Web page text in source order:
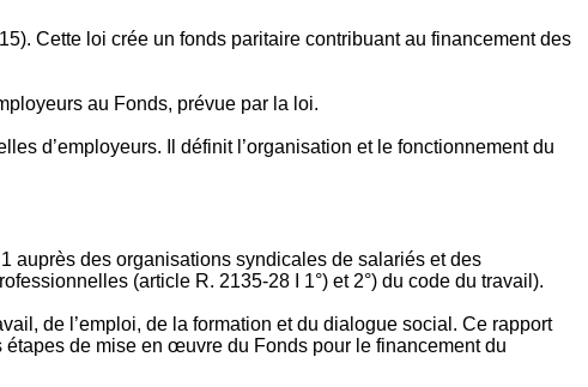
Cette loi crée un fonds paritaire contribuant au financement des
au Fonds, prévue par la loi.
d’employeurs. Il définit l’organisation et le fonctionnement du
auprès des organisations syndicales de salariés et des
(article R. 2135‐28 I 1°) et 2°) du code du travail).
de l’emploi, de la formation et du dialogue social. Ce rapport
de mise en œuvre du Fonds pour le financement du